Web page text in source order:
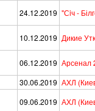
24.12.2019 "Сiч -
10.12.2019 Дикие
06.12.2019 Арсенал
30.06.2019 АХЛ
09.06.2019 АХЛ